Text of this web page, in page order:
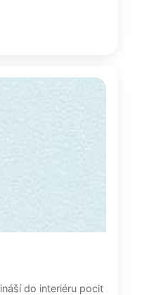
do interiéru pocit